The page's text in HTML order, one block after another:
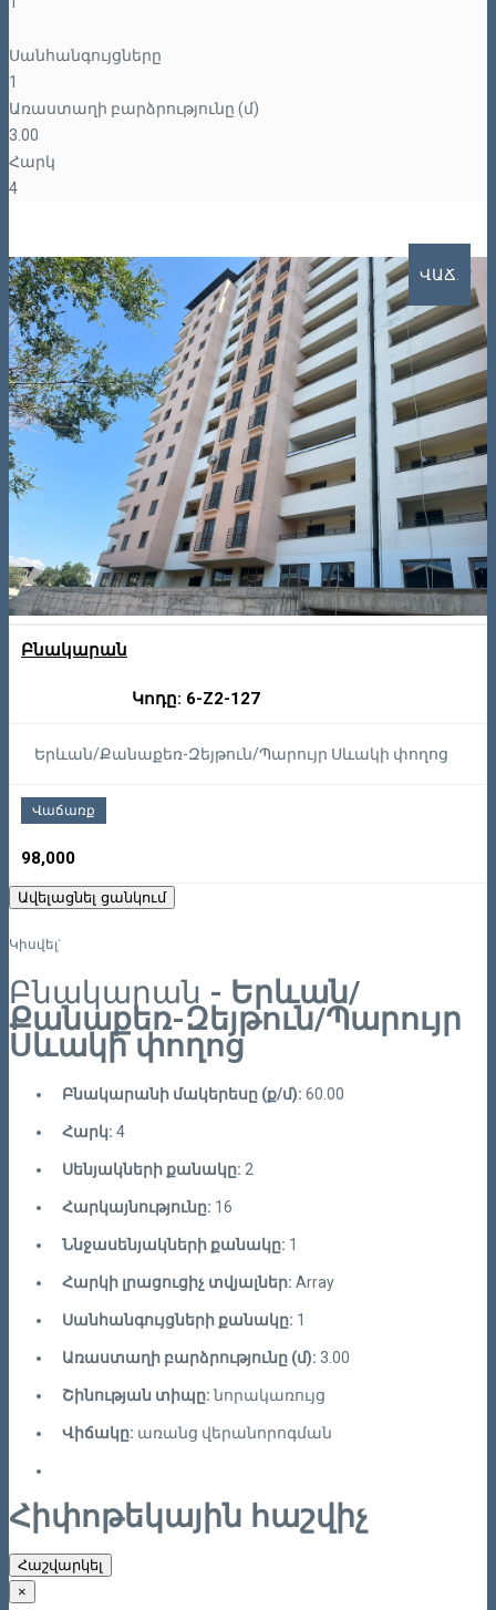
Սանհանգույցները
1
Առաստաղի բարձրությունը (մ)
3.00
Հարկ
4
ՎԱՃ.
Բնակարան
Կոդը: 6-Z2-127
Երևան/Քանաքեռ-Զեյթուն/Պարույր Սևակի փողոց
Վաճառք
98,000
Ավելացնել ցանկում
Կիսվել`
Բնակարան - Երևան/
Քանաքեռ-Զեյթուն/Պարույր
Սևակի փողոց
Բնակարանի մակերեսը (ք/մ): 60.00
Հարկ: 4
Սենյակների քանակը: 2
Հարկայնությունը: 16
Ննջասենյակների քանակը: 1
Հարկի լրացուցիչ տվյալներ: Array
Սանհանգույցների քանակը: 1
Առաստաղի բարձրությունը (մ): 3.00
Շինության տիպը:նորակառույց
Վիճակը: առանց վերանորոգման
Հիփոթեկային հաշվիչ
Հաշվարկել
×